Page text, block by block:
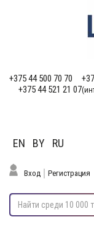
+375 44 500 70 70
+375 44 521 21 07
EN BY RU
Вход Регистрация